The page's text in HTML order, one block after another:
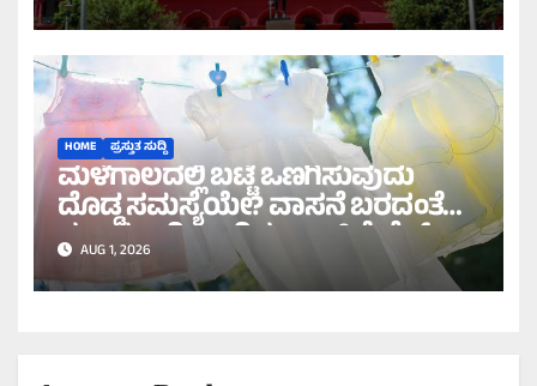
HOME ಪ್ರಸ್ತುತ ಸುದ್ದಿ
ಮಳೆಗಾಲದಲ್ಲಿ ಬಟ್ಟೆ ಒಣಗಿಸುವುದು
ದೊಡ್ಡ ಸಮಸ್ಯೆಯೇ? ವಾಸನೆ ಬರದಂತೆ
ಸುಲಭವಾಗಿ ಒಣಗಿಸಲು ಇಲ್ಲಿವೆ ಬೆಸ್ಟ್
ಟಿಪ್ಸ್!
AUG 1, 2026